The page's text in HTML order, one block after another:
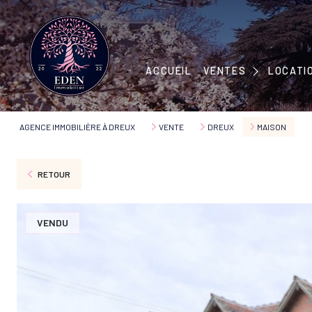
ACCUEIL VENTES
MAISONS
APPARTEMENTS
IMMEUBLES
TERRAINS
MAISONS
AGENCE IMMOBILIÈRE À DREUX VENTE DREUX MAISON
RETOUR
VENDU